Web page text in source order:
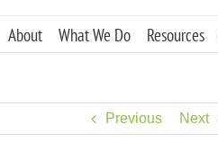
About What We Do Resources
Previous Next